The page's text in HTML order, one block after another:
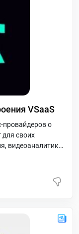
VSaaS
провайдеров о
для своих
видеоаналитики,